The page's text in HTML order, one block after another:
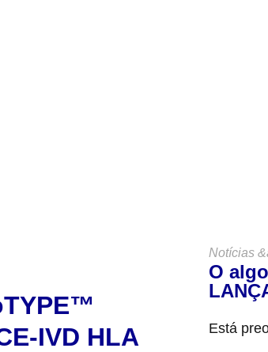
IVD HLA
Notícias
O
Está